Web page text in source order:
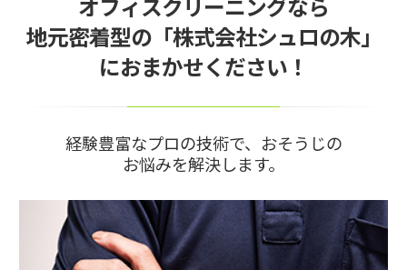
2020/09/02
シュロの木HPはじめました！
2023/02/19
壁紙張り替えと…
地元密着型の「株式会社シュロの木」
におまかせください！
経験豊富なプロの技術で、おそうじの
お悩みを解決します。